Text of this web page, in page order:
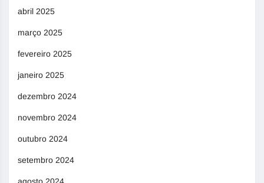
abril 2025
março 2025
fevereiro 2025
janeiro 2025
dezembro 2024
novembro 2024
outubro 2024
setembro 2024